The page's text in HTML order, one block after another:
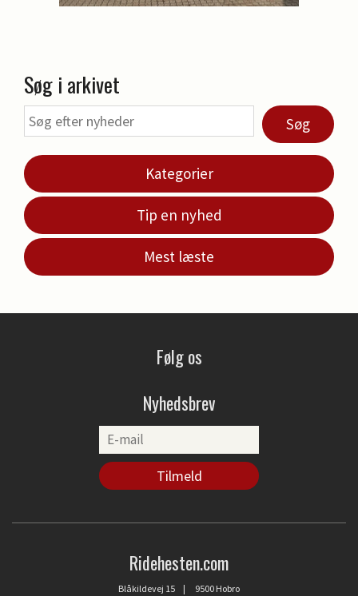
Søg i arkivet
Søg
Kategorier
Tip en nyhed
Mest læste
Følg os
Nyhedsbrev
Ridehesten.com
Blåkildevej 15 | 9500 Hobro